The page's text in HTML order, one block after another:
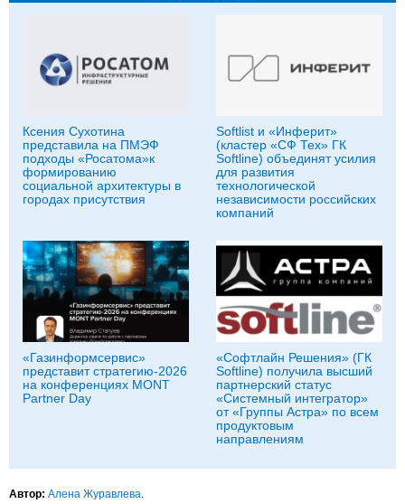
Ксения Сухотина
представила на ПМЭФ
подходы «Росатома»к
формированию
социальной архитектуры в
городах присутствия
Softlist и «Инферит»
(кластер «СФ Тех» ГК
Softline) объединят усилия
для развития
технологической
независимости российских
компаний
«Газинформсервис»
представит стратегию-2026
на конференциях MONT
Partner Day
«Софтлайн Решения» (ГК
Softline) получила высший
партнерский статус
«Системный интегратор»
от «Группы Астра» по всем
продуктовым
направлениям
Автор: Алена Журавлева